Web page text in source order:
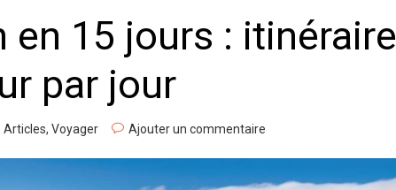
en 15 jours : itinéraire
par jour
Articles, Voyager Ajouter un commentaire